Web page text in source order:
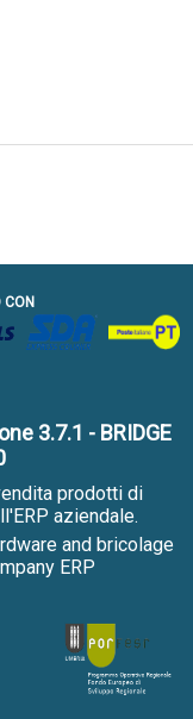
CON
3.7.1 - BRIDGE
prodotti di
aziendale.
and bricolage
ERP